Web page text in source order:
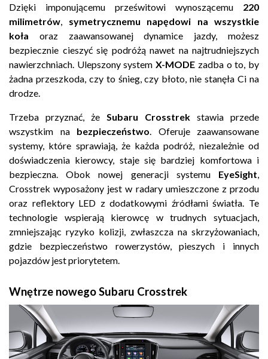
Dzięki imponującemu prześwitowi wynoszącemu 220
milimetrów, symetrycznemu napędowi na wszystkie
koła oraz zaawansowanej dynamice jazdy, możesz
bezpiecznie cieszyć się podróżą nawet na najtrudniejszych
nawierzchniach. Ulepszony systemX-MODE zadba o to, by
żadna przeszkoda, czy to śnieg, czy błoto, nie stanęła Ci na
drodze.
Trzeba przyznać, że Subaru Crosstrek stawia przede
wszystkim na bezpieczeństwo. Oferuje zaawansowane
systemy, które sprawiają, że każda podróż, niezależnie od
doświadczenia kierowcy, staje się bardziej komfortowa i
bezpieczna. Obok nowej generacji systemu EyeSight,
Crosstrek wyposażony jest w radary umieszczone z przodu
oraz reflektory LED z dodatkowymi źródłami światła. Te
technologie wspierają kierowcę w trudnych sytuacjach,
zmniejszając ryzyko kolizji, zwłaszcza na skrzyżowaniach,
gdzie bezpieczeństwo rowerzystów, pieszych i innych
pojazdów jest priorytetem.
Wnętrze nowego Subaru Crosstrek